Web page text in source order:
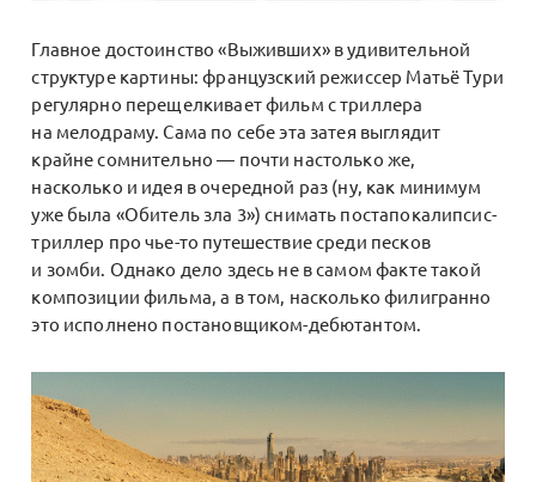
Главное достоинство «Выживших» в удивительной
структуре картины: французский режиссер Матьё Тури
регулярно перещелкивает фильм с триллера
на мелодраму. Сама по себе эта затея выглядит
крайне сомнительно — почти настолько же,
насколько и идея в очередной раз (ну, как минимум
уже была «Обитель зла 3») снимать постапокалипсис-
триллер про чье-то путешествие среди песков
и зомби. Однако дело здесь не в самом факте такой
композиции фильма, а в том, насколько филигранно
это исполнено постановщиком-дебютантом.